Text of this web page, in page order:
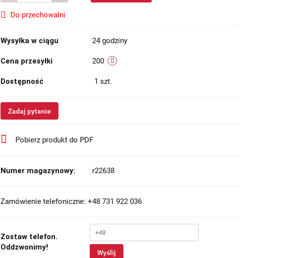
Do przechowalni
Wysyłka w ciągu 24 godziny
Cena przesyłki 200
Dostępność 1 szt.
Zadaj pytanie
Pobierz produkt do PDF
Numer magazynowy: r22638
Zamówienie telefoniczne: +48 731 922 036
Zostaw telefon.
Oddzwonimy!
Wyślij